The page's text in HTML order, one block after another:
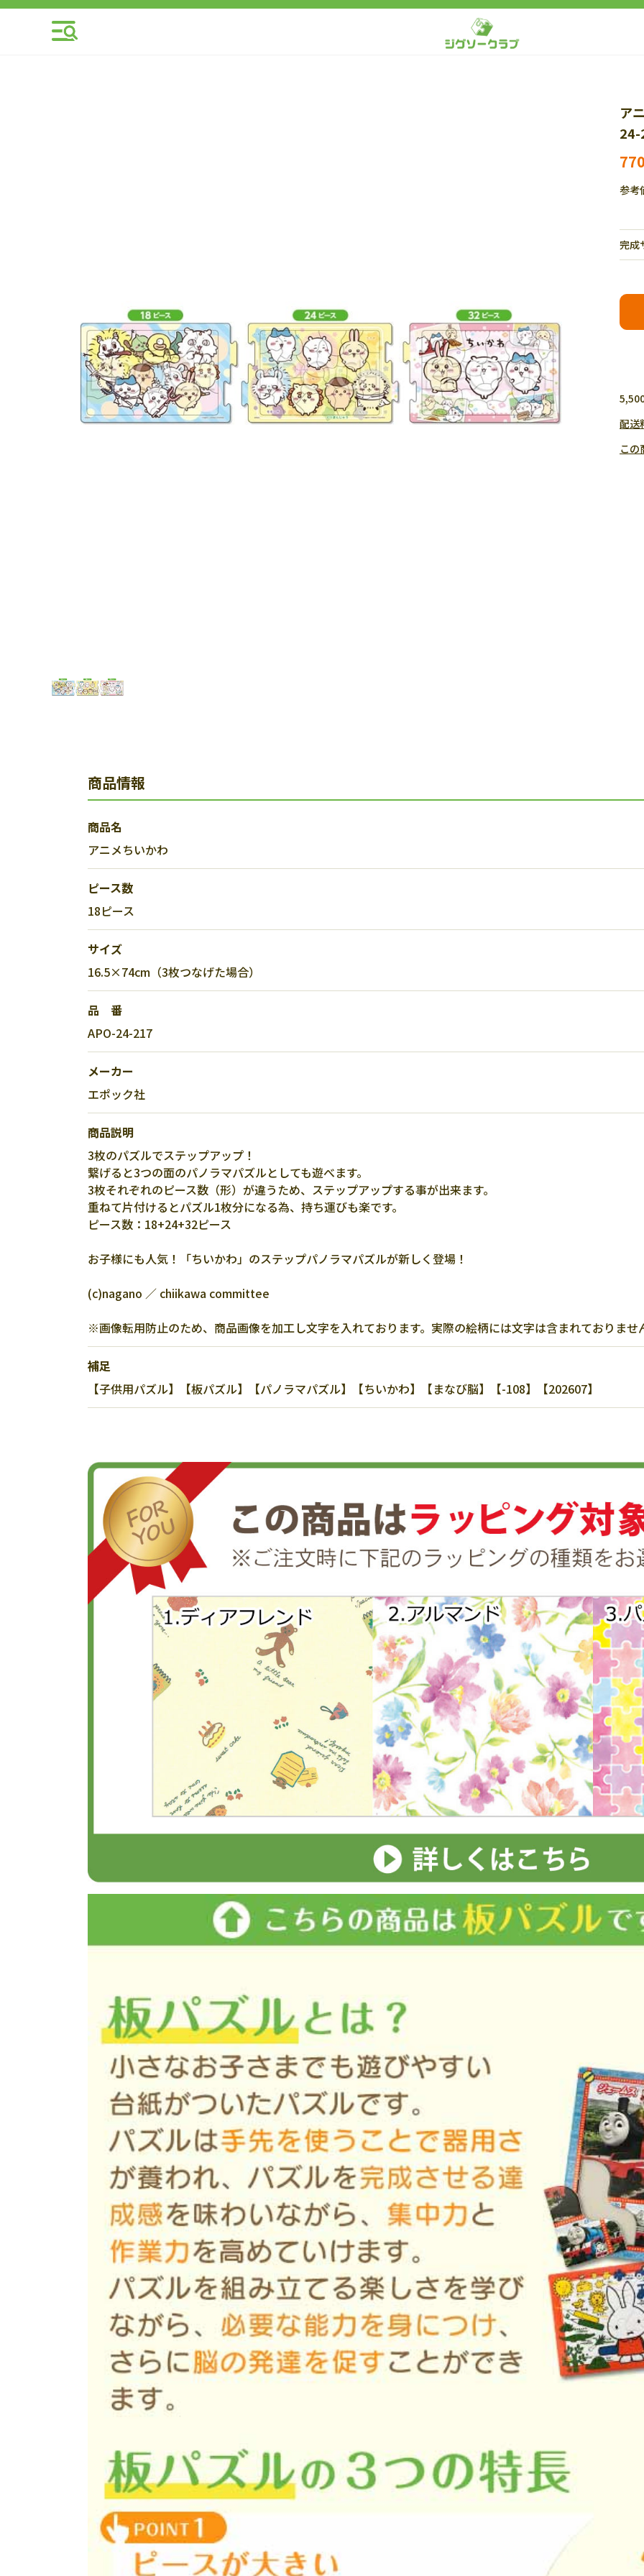
ア
24-
参考
完成
配送
この
商品情報
商品名
アニメちいかわ
ピース数
18ピース
サイズ
16.5×74cm（3枚つなげた場合）
品 番
APO-24-217
メーカー
エポック社
商品説明
3枚のパズルでステップアップ！
繋げると3つの面のパノラマパズルとしても遊べます。
3枚それぞれのピース数（形）が違うため、ステップアップする事が出来ます。
重ねて片付けるとパズル1枚分になる為、持ち運びも楽です。
ピース数：18+24+32ピース
お子様にも人気！「ちいかわ」のステップパノラマパズルが新しく登場！
(c)nagano ／ chiikawa committee
※画像転用防止のため、商品画像を加工し文字を入れております。実際の絵柄には文字は含まれておりませ
補足
【子供用パズル】【板パズル】【パノラマパズル】【ちいかわ】【まなび脳】【-108】【202607】